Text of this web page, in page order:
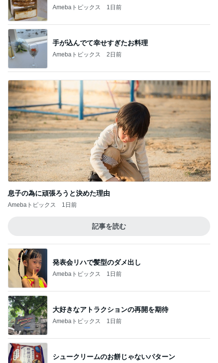
Amebaトピックス 1日前
手が込んでて幸せすぎたお料理
Amebaトピックス 2日前
息子の為に頑張ろうと決めた理由
Amebaトピックス 1日前
記事を読む
発表会リハで髪型のダメ出し
Amebaトピックス 1日前
大好きなアトラクションの再開を期待
Amebaトピックス 1日前
シュークリームのお餅じゃないパターン